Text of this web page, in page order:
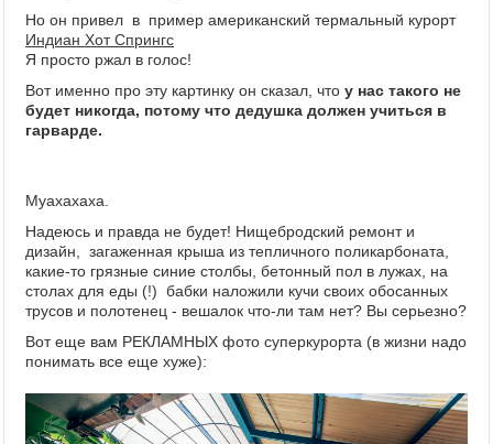
Но он привел в пример американский термальный курорт
Индиан Хот Спрингс
Я просто ржал в голос!
Вот именно про эту картинку он сказал, что у нас такого не
будет никогда, потому что дедушка должен учиться в
гарварде.
Муахахаха.
Надеюсь и правда не будет! Нищебродский ремонт и
дизайн, загаженная крыша из тепличного поликарбоната,
какие-то грязные синие столбы, бетонный пол в лужах, на
столах для еды (!) бабки наложили кучи своих обосанных
трусов и полотенец - вешалок что-ли там нет? Вы серьезно?
Вот еще вам РЕКЛАМНЫХ фото суперкурорта (в жизни надо
понимать все еще хуже):